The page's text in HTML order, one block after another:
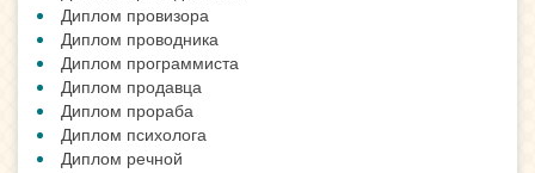
Диплом провизора
Диплом проводника
Диплом программиста
Диплом продавца
Диплом прораба
Диплом психолога
Диплом речной